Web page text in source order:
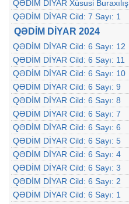
QƏDİM DİYAR Xüsusi Buraxılış
QƏDİM DİYAR Cild: 7 Sayı: 1
QƏDİM DİYAR 2024
QƏDİM DİYAR Cild: 6 Sayı: 12
QƏDİM DİYAR Cild: 6 Sayı: 11
QƏDİM DİYAR Cild: 6 Sayı: 10
QƏDİM DİYAR Cild: 6 Sayı: 9
QƏDİM DİYAR Cild: 6 Sayı: 8
QƏDİM DİYAR Cild: 6 Sayı: 7
QƏDİM DİYAR Cild: 6 Sayı: 6
QƏDİM DİYAR Cild: 6 Sayı: 5
QƏDİM DİYAR Cild: 6 Sayı: 4
QƏDİM DİYAR Cild: 6 Sayı: 3
QƏDİM DİYAR Cild: 6 Sayı: 2
QƏDİM DİYAR Cild: 6 Sayı: 1